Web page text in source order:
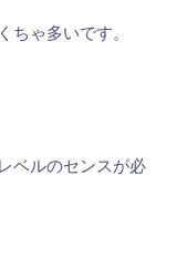
ちゃ多いです。
ベルのセンスが必